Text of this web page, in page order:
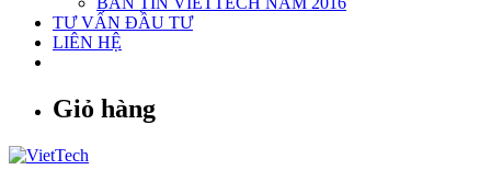
TƯ VẤN ĐẦU TƯ
LIÊN HỆ
Giỏ hàng